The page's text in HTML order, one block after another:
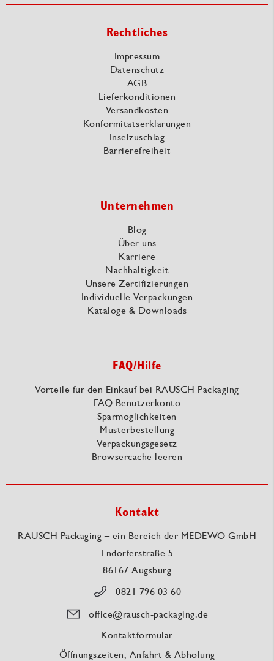
Rechtliches
Impressum
Datenschutz
AGB
Lieferkonditionen
Versandkosten
Konformitätserklärungen
Inselzuschlag
Barrierefreiheit
Unternehmen
Blog
Über uns
Karriere
Nachhaltigkeit
Unsere Zertifizierungen
Individuelle Verpackungen
Kataloge & Downloads
FAQ/Hilfe
Vorteile für den Einkauf bei RAUSCH Packaging
FAQ Benutzerkonto
Sparmöglichkeiten
Musterbestellung
Verpackungsgesetz
Browsercache leeren
Kontakt
RAUSCH Packaging – ein Bereich der MEDEWO GmbH
Endorferstraße 5
86167 Augsburg
0821 796 03 60
office@rausch-packaging.de
Kontaktformular
Öffnungszeiten, Anfahrt & Abholung